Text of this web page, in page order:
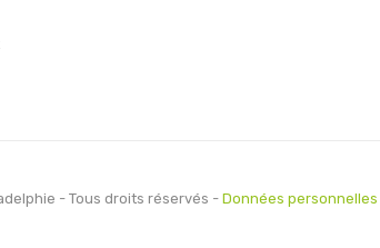
- Tous droits réservés - Données personnelles